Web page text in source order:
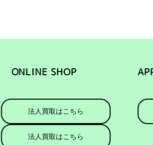
ONLINE SHOP
法人買取はこちら
法人買取はこちら